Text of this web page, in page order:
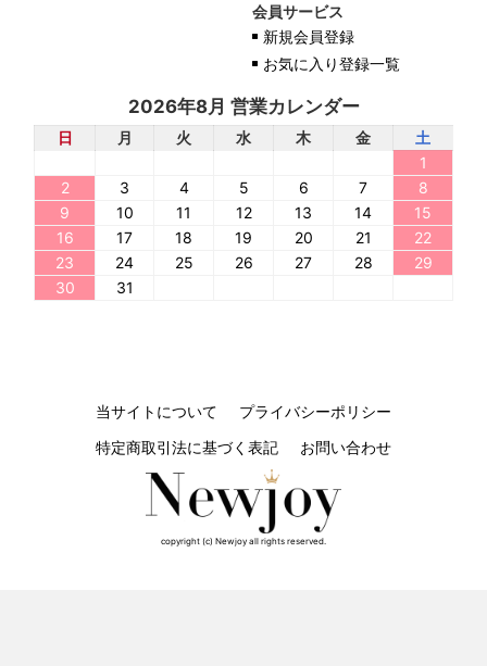
会員サービス
新規会員登録
お気に入り登録一覧
2026年8月 営業カレンダー
日 月 火 水 木 金
土
1
2
3 4 5 6 7
8
9
10 11 12 13 14
15
16
17 18 19 20 21
22
23
24 25 26 27 28
29
30
31
当サイトについて
プライバシーポリシー
特定商取引法に基づく表記
お問い合わせ
copyright (c) Newjoy all rights reserved.